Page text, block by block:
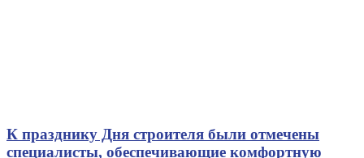
К празднику Дня строителя были отмечены
специалисты, обеспечивающие комфортную